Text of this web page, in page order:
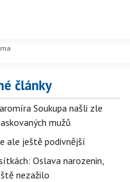
články
Soukupa našli zle
mužů
ale ještě podivnější
Oslava narozenin,
nezažilo